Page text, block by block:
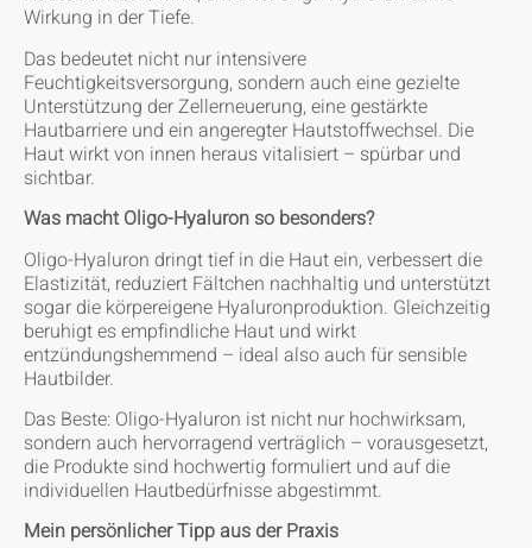
Wirkung in der Tiefe.
Das bedeutet nicht nur intensivere
Feuchtigkeitsversorgung, sondern auch eine gezielte
Unterstützung der Zellerneuerung, eine gestärkte
Hautbarriere und ein angeregter Hautstoffwechsel. Die
Haut wirkt von innen heraus vitalisiert – spürbar und
sichtbar.
Was macht Oligo-Hyaluron so besonders?
Oligo-Hyaluron dringt tief in die Haut ein, verbessert die
Elastizität, reduziert Fältchen nachhaltig und unterstützt
sogar die körpereigene Hyaluronproduktion. Gleichzeitig
beruhigt es empfindliche Haut und wirkt
entzündungshemmend – ideal also auch für sensible
Hautbilder.
Das Beste: Oligo-Hyaluron ist nicht nur hochwirksam,
sondern auch hervorragend verträglich – vorausgesetzt,
die Produkte sind hochwertig formuliert und auf die
individuellen Hautbedürfnisse abgestimmt.
Mein persönlicher Tipp aus der Praxis